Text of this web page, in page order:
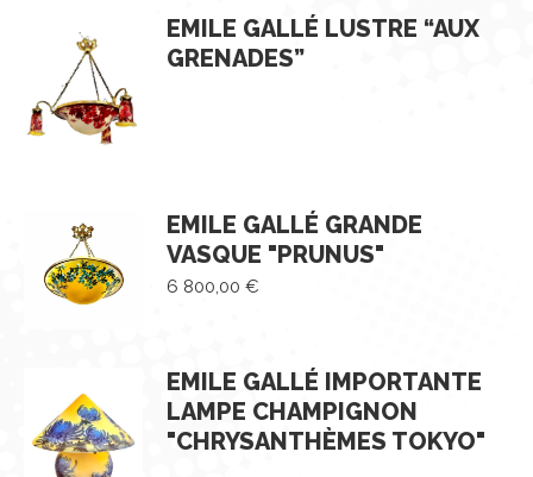
EMILE GALLÉ LUSTRE “AUX
GRENADES”
EMILE GALLÉ GRANDE
VASQUE "PRUNUS"
6 800,00 €
EMILE GALLÉ IMPORTANTE
LAMPE CHAMPIGNON
"CHRYSANTHÈMES TOKYO"